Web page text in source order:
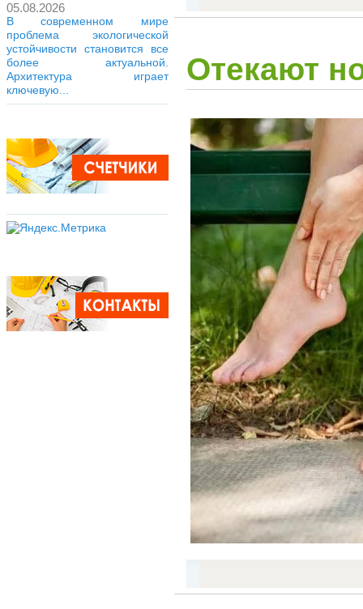
05.08.2026
В современном мире
проблема экологической
устойчивости становится все
более актуальной.
Архитектура играет
ключевую...
Отекают